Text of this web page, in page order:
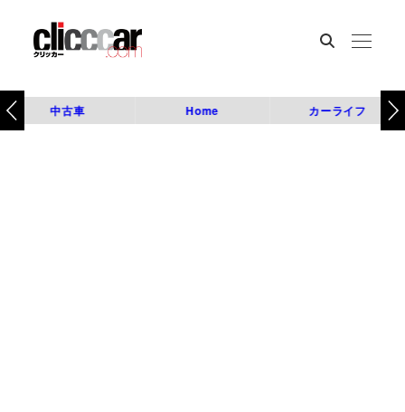
中古車 Home カーライフ